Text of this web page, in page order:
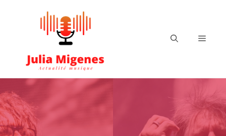
Menu